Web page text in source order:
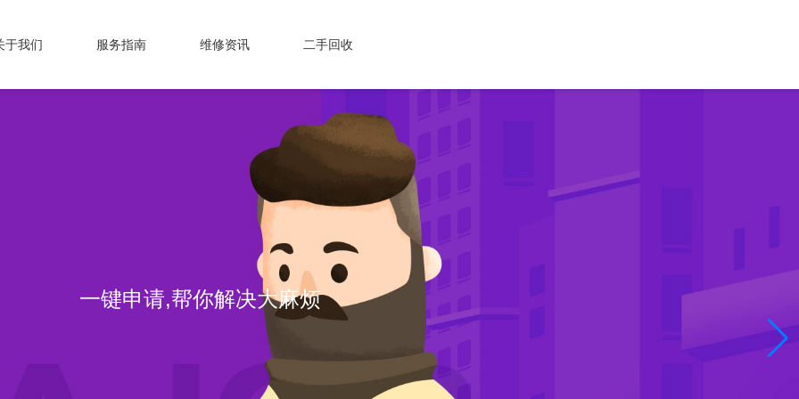
于我们 服务指南 维修资讯 二手回收
一键申请,帮你解决大麻烦